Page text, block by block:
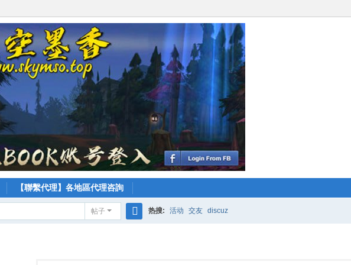
【聯繫代理】各地區代理咨詢
帖子 热搜: 活动 交友 discuz